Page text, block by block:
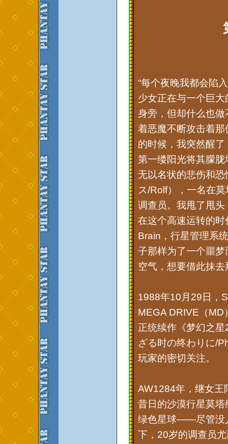
“每个夜晚我都会陷
少女正在与一个巨
身旁，但却什么也
着恶魔不断攻击着
的时候，我突然醒
第一缕阳光将其朦
无以名状的悲伤和
ス/Rolf），一名在
调查员。我甩了甩
在这个高速运转的
Brain，行星管理系
子那样为了一个噩
空气，想要借此抹去
1988年10月29日，
MEGA DRIVE（
正统续作《梦幻之
ざる时の终わりに/
玩家的密切关注。
AW1284年，继女王
昔日的沙漠行星莫
绿色星球——尽管没
下，20岁的调查员